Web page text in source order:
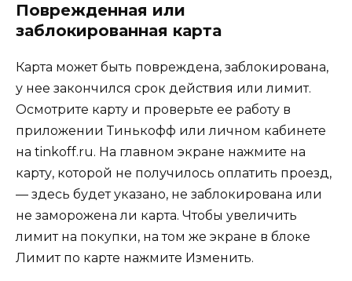
Поврежденная или
заблокированная карта
Карта может быть повреждена, заблокирована,
у нее закончился срок действия или лимит.
Осмотрите карту и проверьте ее работу в
приложении Тинькофф или личном кабинете
на tinkoff.ru. На главном экране нажмите на
карту, которой не получилось оплатить проезд,
— здесь будет указано, не заблокирована или
не заморожена ли карта. Чтобы увеличить
лимит на покупки, на том же экране в блоке
Лимит по карте нажмите Изменить.